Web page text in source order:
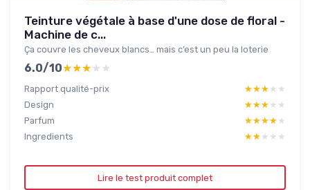
Teinture végétale à base d'une dose de floral -
Machine de c...
Ça couvre les cheveux blancs… mais c’est un peu la loterie
6.0/10★★★★★
★★★★★
Rapport qualité-prix ★★★★★
★★★★★
Design
★★★★★
★★★★★
Parfum
★★★★★
★★★★★
Ingredients
★★★★★
★★★★★
Lire le test produit complet